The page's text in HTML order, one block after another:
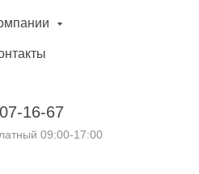
16-67
09:00-17:00